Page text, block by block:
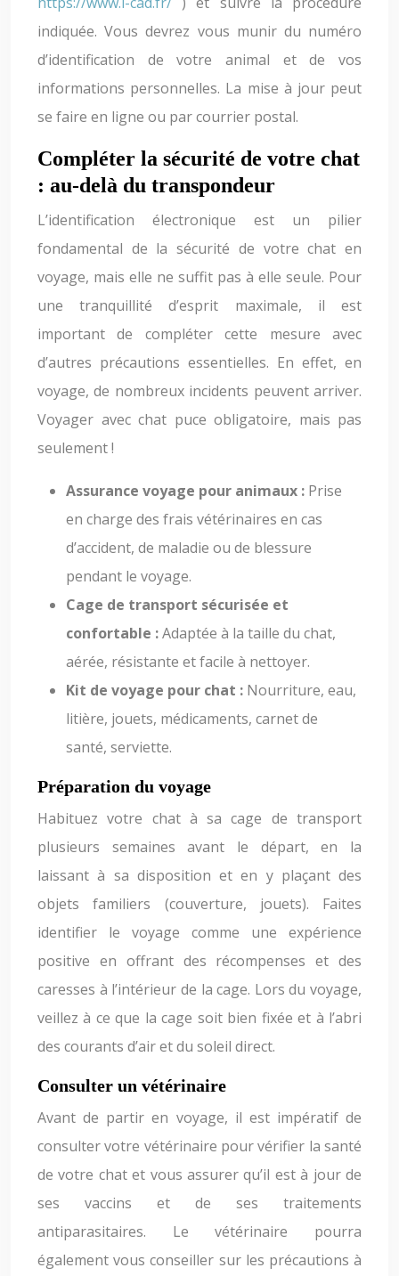
indiquée. Vous devrez vous munir du numéro
d’identification de votre animal et de vos
informations personnelles. La mise à jour peut
se faire en ligne ou par courrier postal.
Compléter la sécurité de votre chat
: au-delà du transpondeur
L’identification électronique est un pilier
fondamental de la sécurité de votre chat en
voyage, mais elle ne suffit pas à elle seule. Pour
une tranquillité d’esprit maximale, il est
important de compléter cette mesure avec
d’autres précautions essentielles. En effet, en
voyage, de nombreux incidents peuvent arriver.
Voyager avec chat puce obligatoire, mais pas
seulement !
Assurance voyage pour animaux : Prise
en charge des frais vétérinaires en cas
d’accident, de maladie ou de blessure
pendant le voyage.
Cage de transport sécurisée et
confortable :Adaptée à la taille du chat,
aérée, résistante et facile à nettoyer.
Kit de voyage pour chat : Nourriture, eau,
litière, jouets, médicaments, carnet de
santé, serviette.
Préparation du voyage
Habituez votre chat à sa cage de transport
plusieurs semaines avant le départ, en la
laissant à sa disposition et en y plaçant des
objets familiers (couverture, jouets). Faites
identifier le voyage comme une expérience
positive en offrant des récompenses et des
caresses à l’intérieur de la cage. Lors du voyage,
veillez à ce que la cage soit bien fixée et à l’abri
des courants d’air et du soleil direct.
Consulter un vétérinaire
Avant de partir en voyage, il est impératif de
consulter votre vétérinaire pour vérifier la santé
de votre chat et vous assurer qu’il est à jour de
ses vaccins et de ses traitements
antiparasitaires. Le vétérinaire pourra
également vous conseiller sur les précautions à